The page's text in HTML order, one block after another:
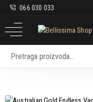
066 030 033
Nega tela